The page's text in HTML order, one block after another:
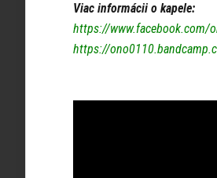
Viac informácii o kapele:
https://www.facebook.com/
https://